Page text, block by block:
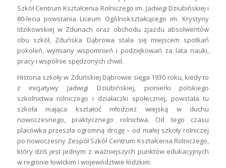
Szkół Centrum Kształcenia Rolniczego im. Jadwigi Dziubińskiej i
80-lecia powstania Liceum Ogólnokształcącego im. Krystyny
Idzikowskiej w Zdunach oraz obchodu zjazdu absolwentów
obu szkół, Zduńska Dąbrowa stała się miejscem spotkań
pokoleń, wymiany wspomnień i podziękowań za lata nauki,
pracy i wspólnie spędzonych chwil.
Historia szkoły w Zduńskiej Dąbrowie sięga 1930 roku, kiedy to
z inicjatywy Jadwigi Dziubińskiej, pionierki polskiego
szkolnictwa rolniczego i działaczki społecznej, powstała tu
szkoła mająca kształcić młodzież wiejską w duchu
nowoczesnego, praktycznego rolnictwa. Od tego czasu
placówka przeszła ogromną drogę – od małej szkoły rolniczej
po nowoczesny Zespół Szkół Centrum Kształcenia Rolniczego,
który dziś jest jednym z ważniejszych punktów edukacyjnych
w regionie łowickim i województwie łódzkim.